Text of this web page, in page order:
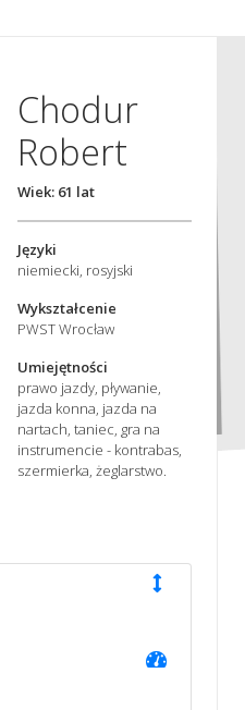
Chodur
Robert
Wiek: 61 lat
Języki
niemiecki, rosyjski
Wykształcenie
PWST Wrocław
Umiejętności
prawo jazdy, pływanie,
jazda konna, jazda na
nartach, taniec, gra na
instrumencie - kontrabas,
szermierka, żeglarstwo.